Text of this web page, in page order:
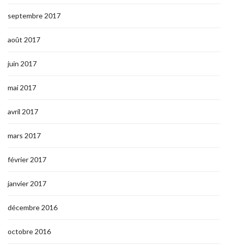
septembre 2017
août 2017
juin 2017
mai 2017
avril 2017
mars 2017
février 2017
janvier 2017
décembre 2016
octobre 2016